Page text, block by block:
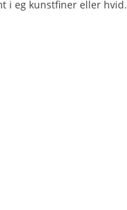
i eg kunstfiner eller hvid.